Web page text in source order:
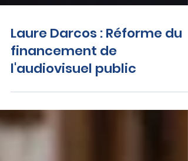
Laure Darcos : Réforme du
financement de
l'audiovisuel public